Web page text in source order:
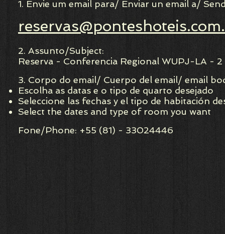
1. Envie um email para/ Enviar un email a/
2. Assunto/Subject:
Reserva - Conferencia Regional WUPJ-LA -
3. Corpo do email/ Cuerpo del email/ email
Escolha as datas e o tipo de quarto desejado
Seleccione las fechas y el tipo de habitación
Select the dates and type of room you want
Fone/Phone: +55 (81) - 33024446